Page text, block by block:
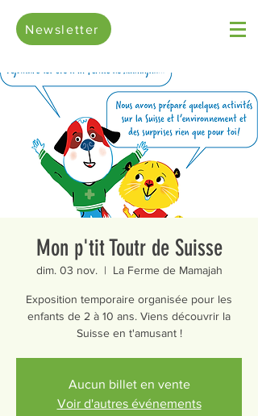
Newsletter
Mon p'tit Toutr de Suisse
dim. 03 nov.
  |
La Ferme de Mamajah
Exposition temporaire organisée pour les
enfants de 2 à 10 ans. Viens découvrir la
Suisse en t'amusant !
Aucun billet en vente
Voir d'autres événements